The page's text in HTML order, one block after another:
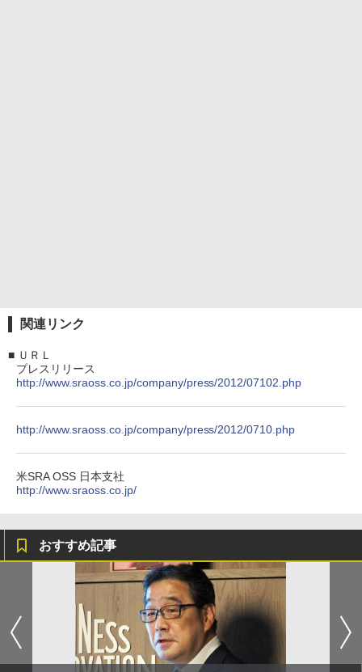
関連リンク
■ ＵＲＬ
プレスリリース
http://www.sraoss.co.jp/company/press/2012/07102.php
http://www.sraoss.co.jp/company/press/2012/0710.php
米SRA OSS 日本支社
http://www.sraoss.co.jp/
おすすめ記事